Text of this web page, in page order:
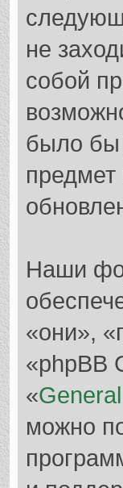
не
собой
было бы
предмет
Наши
«они»,
«phpBB
«
можно